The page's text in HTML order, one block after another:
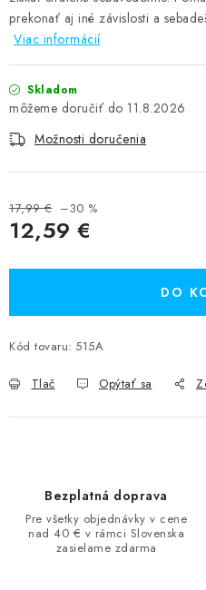
prekonať aj iné závislosti a
Viac informácií
Skladom
11.8.2026
Možnosti doručenia
17,99 € –30 %
12,59 €
DO
Kód tovaru: 515A
Tlač Opýtať sa
Bezplatná doprava
Pre všetky objednávky v cene
nad 40 € v rámci Slovenska
zasielame zdarma